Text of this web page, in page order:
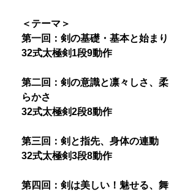
＜テーマ＞
第一回：剣の基礎・基本と始まり
32式太極剣1段9動作
第二回：剣の意識と凛々しさ、柔
らかさ
32式太極剣2段8動作
第三回：剣と指先、身体の連動
32式太極剣3段8動作
第四回：剣は美しい！魅せる、舞